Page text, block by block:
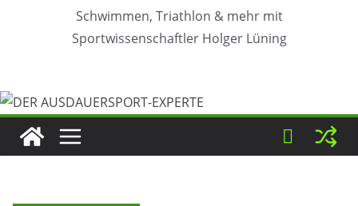
Schwimmen, Triathlon & mehr mit
Sportwissenschaftler Holger Lüning